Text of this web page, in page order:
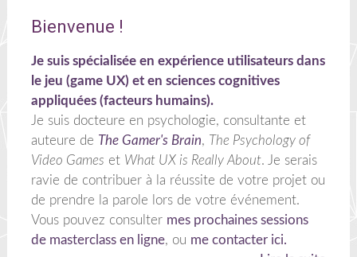
l'article
Bienvenue !
Je suis spécialisée en expérience utilisateurs dans
le jeu (game UX) et en sciences cognitives
appliquées (facteurs humains).
Je suis docteure en psychologie, consultante et
auteure de The Gamer's Brain, The Psychology of
Video Games et What UX is Really About. Je serais
ravie de contribuer à la réussite de votre projet ou
de prendre la parole lors de votre événement.
Vous pouvez consulter mes prochaines sessions
de masterclass en ligne, ou me contacter ici.